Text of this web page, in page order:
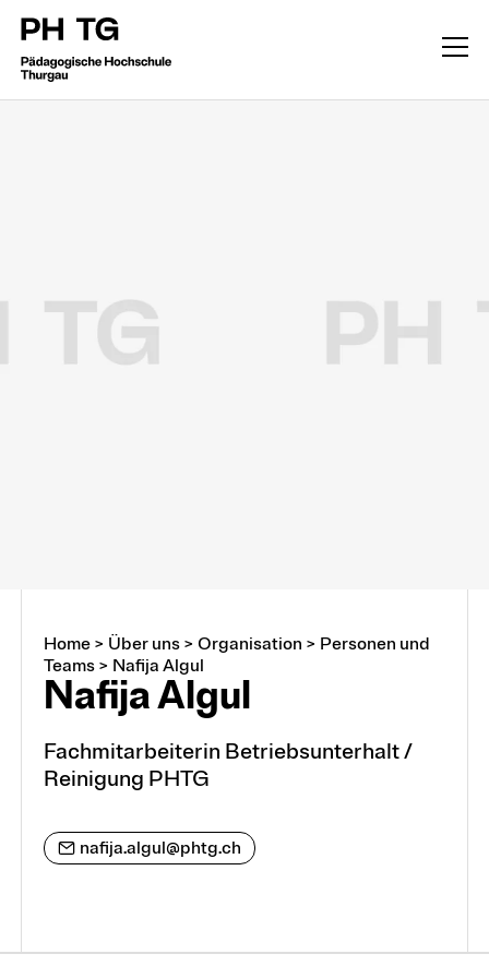
Über uns
Arbeiten an der PHTG
Offene Stellen
Lehrstellen
Home> Über uns> Organisation > Personen und
Teams> Nafija Algul
Nafija Algul
Fachmitarbeiterin Betriebsunterhalt /
Reinigung PHTG
nafija.algul@phtg.ch